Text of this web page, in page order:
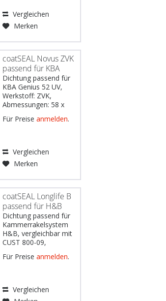
Gebräuchlich u.a. für:
Koenig &
Bauer Modelle RA105,
Vergleichen
Merken
coatSEAL Novus ZVK
passend für KBA
Genius 52UV...
Dichtung passend für
KBA Genius 52 UV,
Werkstoff: ZVK,
Abmessungen: 58 x
Gebräuchlich u.a. für:
DE: Wichtiger Hinweis:
Die Erwähnung von
Druckmaschinenherstellern
Für Preise anmelden.
Vergleichen
Merken
coatSEAL Longlife B
passend für H&B
Dichtung passend für
Kammerrakelsystem
H&B, vergleichbar mit
CUST 800-09,
528 imprägniert,
Löcher Gebräuchlich
u.a. für: Komori Modell
Für Preise anmelden.
Vergleichen